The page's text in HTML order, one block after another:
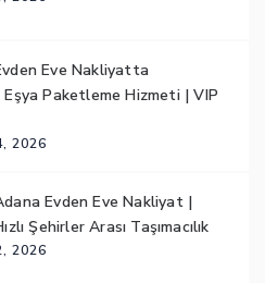
Eve Nakliyatta
Paketleme Hizmeti | VIP
2026
Evden Eve Nakliyat |
Şehirler Arası Taşımacılık
2026